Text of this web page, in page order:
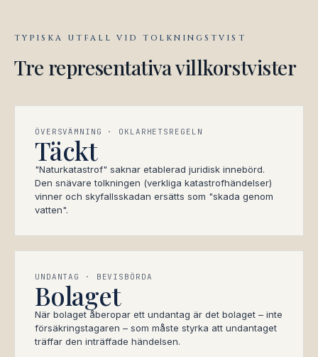
TYPISKA UTFALL VID TOLKNINGSTVIST
Tre representativa villkorstvister
ÖVERSVÄMNING · OKLARHETSREGELN
Täckt
"Naturkatastrof" saknar etablerad juridisk innebörd.
Den snävare tolkningen (verkliga katastrofhändelser)
vinner och skyfallsskadan ersätts som "skada genom
vatten".
UNDANTAG · BEVISBÖRDA
Bolaget
När bolaget åberopar ett undantag är det bolaget – inte
försäkringstagaren – som måste styrka att undantaget
träffar den inträffade händelsen.